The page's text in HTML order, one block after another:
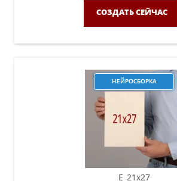
СОЗДАТЬ СЕЙЧАС
НЕЙРОСБОРКА
E_21х27